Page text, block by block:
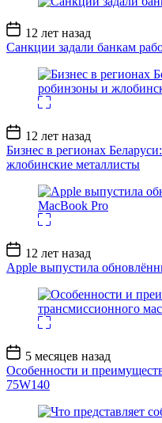
Дата
записи
12 лет назад
Санкции задали банкам
Дата
записи
12 лет назад
Бизнес в регионах
жлобинские металлисты
Дата
записи
12 лет назад
Apple выпустила
Дата
записи
5 месяцев назад
Особенности и
75W140